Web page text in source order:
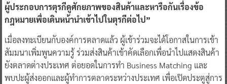
ผู้ประกอบการตุรกีดูศักยภาพของสินค้าและหารือกันเรื่องข้อ
กฎหมายเพื่อเดินหน้านำเข้าไปในตุรกีต่อไป”
เมื่อลงทะเบียนกับองค์การตลาดแล้ว ผู้เข้าร่วมจะได้โอกาสในการเข้า
สัมมนาเพิ่มพูนความรู้ ร่วมส่งสินค้าเข้าคัดเลือกเพื่อนำไปแสดงสินค้า
ยังตลาดต่างประเทศ ต่อยอดในการทำ Business Matching และ
พบปะผู้ส่งออกและผู้ทำการตลาดระหว่างประเทศ เพื่อเปิดประตูสู่การ